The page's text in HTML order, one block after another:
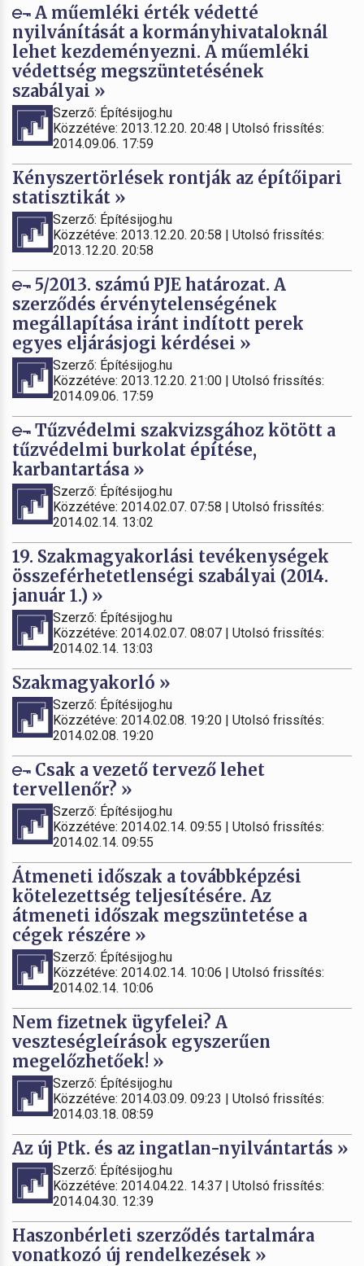
A műemléki érték védetté
nyilvánítását a kormányhivataloknál
lehet kezdeményezni. A műemléki
védettség megszüntetésének
szabályai »
Szerző: Építésijog.hu
Közzétéve: 2013.12.20. 20:48 | Utolsó frissítés:
2014.09.06. 17:59
Kényszertörlések rontják az építőipari
statisztikát »
Szerző: Építésijog.hu
Közzétéve: 2013.12.20. 20:58 | Utolsó frissítés:
2013.12.20. 20:58
5/2013. számú PJE határozat. A
szerződés érvénytelenségének
megállapítása iránt indított perek
egyes eljárásjogi kérdései »
Szerző: Építésijog.hu
Közzétéve: 2013.12.20. 21:00 | Utolsó frissítés:
2014.09.06. 17:59
Tűzvédelmi szakvizsgához kötött a
tűzvédelmi burkolat építése,
karbantartása »
Szerző: Építésijog.hu
Közzétéve: 2014.02.07. 07:58 | Utolsó frissítés:
2014.02.14. 13:02
19. Szakmagyakorlási tevékenységek
összeférhetetlenségi szabályai (2014.
január 1.) »
Szerző: Építésijog.hu
Közzétéve: 2014.02.07. 08:07 | Utolsó frissítés:
2014.02.14. 13:03
Szakmagyakorló »
Szerző: Építésijog.hu
Közzétéve: 2014.02.08. 19:20 | Utolsó frissítés:
2014.02.08. 19:20
Csak a vezető tervező lehet
tervellenőr? »
Szerző: Építésijog.hu
Közzétéve: 2014.02.14. 09:55 | Utolsó frissítés:
2014.02.14. 09:55
Átmeneti időszak a továbbképzési
kötelezettség teljesítésére. Az
átmeneti időszak megszüntetése a
cégek részére »
Szerző: Építésijog.hu
Közzétéve: 2014.02.14. 10:06 | Utolsó frissítés:
2014.02.14. 10:06
Nem fizetnek ügyfelei? A
veszteségleírások egyszerűen
megelőzhetőek! »
Szerző: Építésijog.hu
Közzétéve: 2014.03.09. 09:23 | Utolsó frissítés:
2014.03.18. 08:59
Az új Ptk. és az ingatlan-nyilvántartás »
Szerző: Építésijog.hu
Közzétéve: 2014.04.22. 14:37 | Utolsó frissítés:
2014.04.30. 12:39
Haszonbérleti szerződés tartalmára
vonatkozó új rendelkezések »